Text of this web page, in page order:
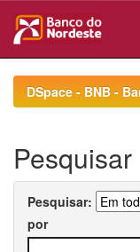
navigationDSpace - BNB -
Pesquisar
Pesquisar:
por